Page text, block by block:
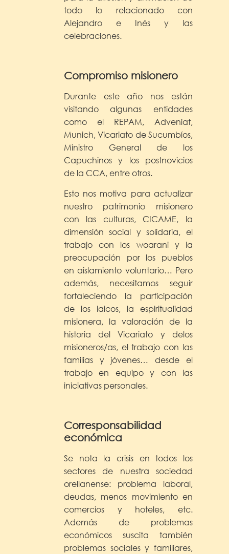
todo lo relacionado con
Alejandro e Inés y las
celebraciones.
Compromiso misionero
Durante este año nos están
visitando algunas entidades
como el REPAM, Adveniat,
Munich, Vicariato de Sucumbíos,
Ministro General de los
Capuchinos y los postnovicios
de la CCA, entre otros.
Esto nos motiva para actualizar
nuestro patrimonio misionero
con las culturas, CICAME, la
dimensión social y solidaria, el
trabajo con los woarani y la
preocupación por los pueblos
en aislamiento voluntario… Pero
además, necesitamos seguir
fortaleciendo la participación
de los laicos, la espiritualidad
misionera, la valoración de la
historia del Vicariato y delos
misioneros/as, el trabajo con las
familias y jóvenes… desde el
trabajo en equipo y con las
iniciativas personales.
Corresponsabilidad
económica
Se nota la crisis en todos los
sectores de nuestra sociedad
orellanense: problema laboral,
deudas, menos movimiento en
comercios y hoteles, etc.
Además de problemas
económicos suscita también
problemas sociales y familiares,